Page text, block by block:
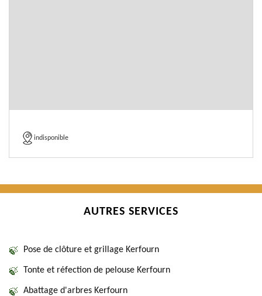
indisponible
AUTRES SERVICES
Pose de clôture et grillage Kerfourn
Tonte et réfection de pelouse Kerfourn
Abattage d'arbres Kerfourn